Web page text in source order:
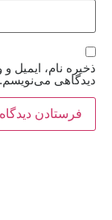
ذخیره نام، ایمیل
دیدگاهی می‌نویسم.